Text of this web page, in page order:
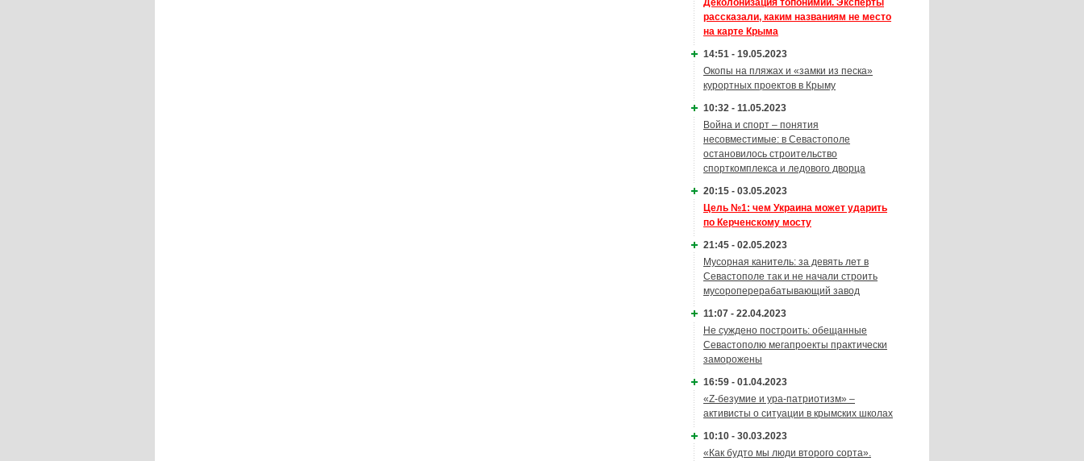
Деколонизация топонимии. Эксперты
рассказали, каким названиям не место
на карте Крыма
14:51 - 19.05.2023
Окопы на пляжах и «замки из песка»
курортных проектов в Крыму
10:32 - 11.05.2023
Война и спорт – понятия
несовместимые: в Севастополе
остановилось строительство
спорткомплекса и ледового дворца
20:15 - 03.05.2023
Цель №1: чем Украина может ударить
по Керченскому мосту
21:45 - 02.05.2023
Мусорная канитель: за девять лет в
Севастополе так и не начали строить
мусороперерабатывающий завод
11:07 - 22.04.2023
Не суждено построить: обещанные
Севастополю мегапроекты практически
заморожены
16:59 - 01.04.2023
«Z-безумие и ура-патриотизм» –
активисты о ситуации в крымских школах
10:10 - 30.03.2023
«Как будто мы люди второго сорта».